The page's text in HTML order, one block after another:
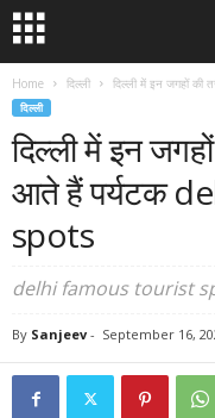
Home दिल्ली दिल्ली में इन जगहों की
दिल्ली
दिल्ली में इन
आते हैं पर्यटक
spots
delhi famous tourist
By Sanjeev - September 16,